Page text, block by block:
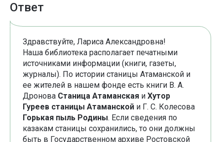
Ответ
Здравствуйте, Лариса Александровна!
Наша библиотека располагает печатными
источниками информации (книги, газеты,
журналы). По истории станицы Атаманской и
ее жителей в нашем фонде есть книги В. А.
Дронова Станица Атаманская и Хутор
Гуреев станицы Атаманской и Г. С. Колесова
Горькая пыль Родины. Если сведения по
казакам станицы сохранились, то они должны
быть в Государственном архиве Ростовской